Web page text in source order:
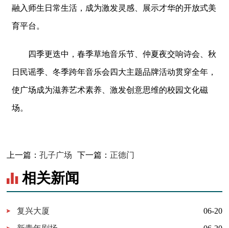
融入师生日常生活，成为激发灵感、展示才华的开放式美
育平台。
四季更迭中，春季草地音乐节、仲夏夜交响诗会、秋
日民谣季、冬季跨年音乐会四大主题品牌活动贯穿全年，
使广场成为滋养艺术素养、激发创意思维的校园文化磁
场。
上一篇：孔子广场 下一篇： 正德门
相关新闻
复兴大厦
06-20